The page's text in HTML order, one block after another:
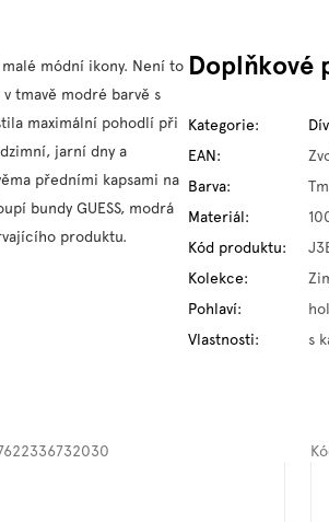
malé módní ikony. Není to
tmavě modré barvě s
maximální pohodlí při
jarní dny a
předními kapsami na
bundy GUESS, modrá
produktu.
Doplňkové
Kategorie:
EAN:
Barva:
Materiál:
Kód produktu:
Kolekce:
Pohlaví:
Vlastnosti: s